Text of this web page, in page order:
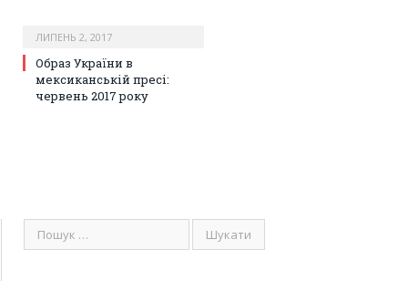
ЛИПЕНЬ 2, 2017
Образ України в
мексиканській пресі:
червень 2017 року